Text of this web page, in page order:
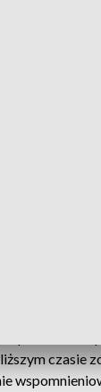
czasie